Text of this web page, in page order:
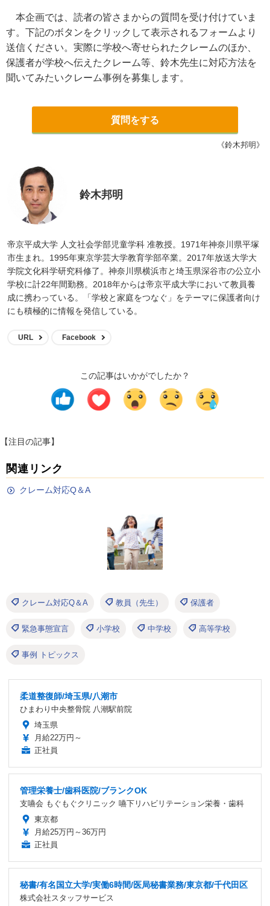
本企画では、読者の皆さまからの質問を受け付けていま
す。下記のボタンをクリックして表示されるフォームより
送信ください。実際に学校へ寄せられたクレームのほか、
保護者が学校へ伝えたクレーム等、鈴木先生に対応方法を
聞いてみたいクレーム事例を募集します。
質問をする
《鈴木邦明》
鈴木邦明
帝京平成大学 人文社会学部児童学科 准教授。1971年神奈川県平塚
市生まれ。1995年東京学芸大学教育学部卒業。2017年放送大学大
学院文化科学研究科修了。神奈川県横浜市と埼玉県深谷市の公立小
学校に計22年間勤務。2018年からは帝京平成大学において教員養
成に携わっている。「学校と家庭をつなぐ」をテーマに保護者向け
にも積極的に情報を発信している。
URL Facebook
この記事はいかがでしたか？
【注目の記事】
関連リンク
クレーム対応Q＆A
クレーム対応Q＆A 教員（先生） 保護者
緊急事態宣言 小学校 中学校 高等学校
事例 トピックス
柔道整復師/埼玉県/八潮市
ひまわり中央整骨院 八潮駅前院
埼玉県
月給22万円～
正社員
管理栄養士/歯科医院/ブランクOK
支嚥会 もぐもぐクリニック 嚥下リハビリテーション栄養・歯科
東京都
月給25万円～36万円
正社員
秘書/有名国立大学/実働6時間/医局秘書業務/東京都/千代田区
株式会社スタッフサービス